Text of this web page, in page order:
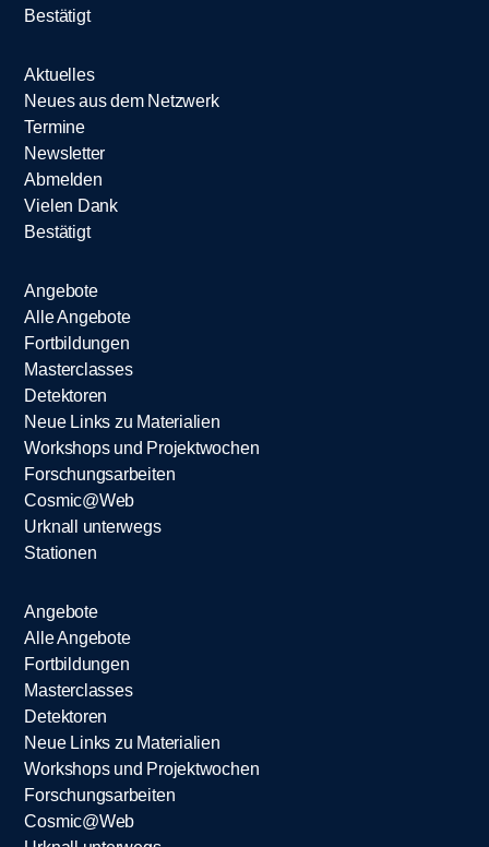
Bestätigt
Aktuelles
Neues aus dem Netzwerk
Termine
Newsletter
Abmelden
Vielen Dank
Bestätigt
Angebote
Alle Angebote
Fortbildungen
Masterclasses
Detektoren
Neue Links zu Materialien
Workshops und Projektwochen
Forschungsarbeiten
Cosmic@Web
Urknall unterwegs
Stationen
Angebote
Alle Angebote
Fortbildungen
Masterclasses
Detektoren
Neue Links zu Materialien
Workshops und Projektwochen
Forschungsarbeiten
Cosmic@Web